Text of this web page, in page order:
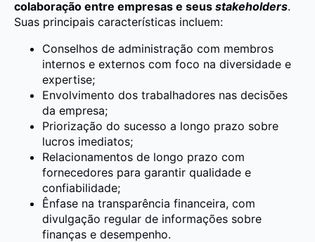
colaboração entre empresas e seus stakeholders.
Suas principais características incluem:
Conselhos de administração com membros
internos e externos com foco na diversidade e
expertise;
Envolvimento dos trabalhadores nas decisões
da empresa;
Priorização do sucesso a longo prazo sobre
lucros imediatos;
Relacionamentos de longo prazo com
fornecedores para garantir qualidade e
confiabilidade;
Ênfase na transparência financeira, com
divulgação regular de informações sobre
finanças e desempenho.